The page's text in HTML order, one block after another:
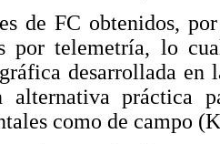
de FC obtenidos,
por telemetría, lo
desarrollada
alternativa práctica
como de campo